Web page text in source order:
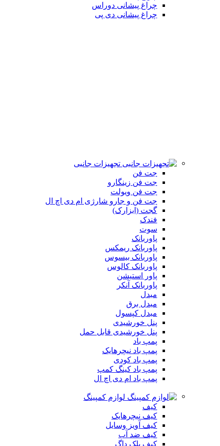
چراغ پیشانی دوراس
چراغ پیشانی دی پی
تجهیزات جانبی
جت فن
جت فن زینگارو
جت فن ویولت
جت فن و جارو شارژی ام دی اچ ال
گجت (ابزارک)
فندک
سوت
پاوربانک
پاوربانک ریمکس
پاوربانک بیسوس
پاوربانک کالوس
پاور استیشن
پاوربانک آنکر
مبدل
مبدل برق
مبدل کپسول
پنل خورشیدی
پنل خورشیدی قابل حمل
پمپ باد
پمپ باد نیچرهایک
پمپ باد کودی
پمپ باد کینگ کمپ
پمپ باد ام دی اچ ال
لوازم کمپینگ
کیف
کیف نیچرهایک
کیف آویز وسایل
کیف ضد آب
کیف بلک داگ